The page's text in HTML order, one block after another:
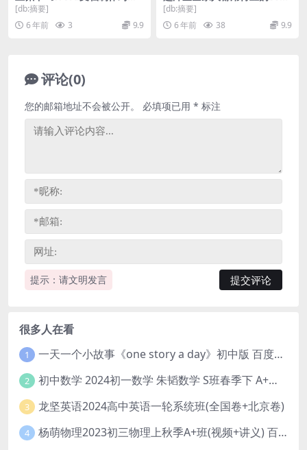
门》（完结）（高清视频）百
度网盘
[db:摘要]
6 年前
3 9.9
精油妙方（高清视频）百度网
盘
[db:摘要]
6 年前
38 9.9
评论(0)
提示：请文明发言
您的邮箱地址不会被公开。 必填项已用 * 标注
很多人在看
1 一天一个小故事《one story a day》初中版 百度网盘分享下载
2 初中数学 2024初一数学 朱韬数学 S班春季下 A+班春季下 百度云网盘
3 龙坚英语2024高中英语一轮系统班(全国卷+北京卷)
4 杨萌物理2023初三物理上秋季A+班(视频+讲义) 百度网盘分享